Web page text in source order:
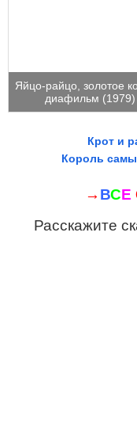
Яйцо-райцо, золотое
диафильм (1979)
Крот и
Король
→ ВСЕ
Расскажите